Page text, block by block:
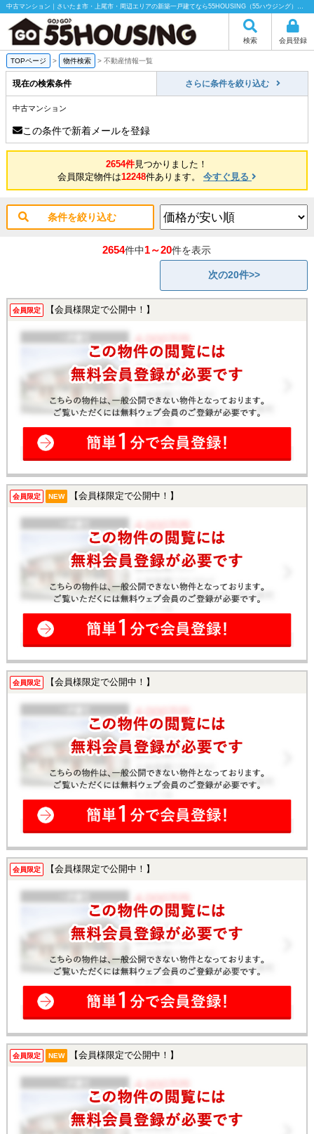
中古マンション｜さいたま市・上尾市・周辺エリアの新築一戸建てなら55HOUSING（55ハウジング）にお任せください！
検索 会員登録
TOPページ > 物件検索 > 不動産情報一覧
現在の検索条件 さらに条件を絞り込む
中古マンション
この条件で新着メールを登録
2654件見つかりました！
会員限定物件は12248件あります。 今すぐ見る
条件を絞り込む
2654件中1～20件を表示
次の20件>>
会員限定 【会員様限定で公開中！】
会員限定 NEW 【会員様限定で公開中！】
会員限定 【会員様限定で公開中！】
会員限定 【会員様限定で公開中！】
会員限定 NEW 【会員様限定で公開中！】